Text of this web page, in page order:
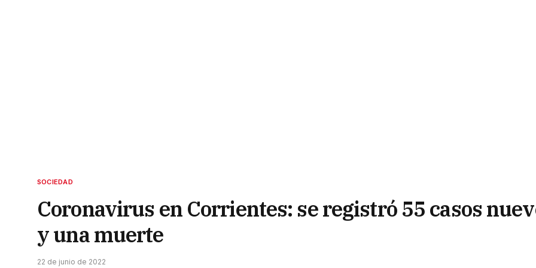
SOCIEDAD
Coronavirus en Corrientes: se registró 55 casos
y una muerte
22 de junio de 2022